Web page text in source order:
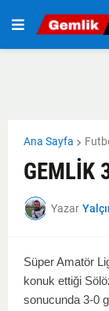
Ana Sayfa
GEMLİK
Yazar
Süper Amatör
konuk ettiği
sonucunda 3-0